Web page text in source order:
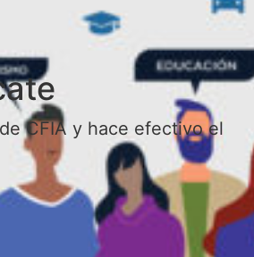
CFIA y hace efectivo el